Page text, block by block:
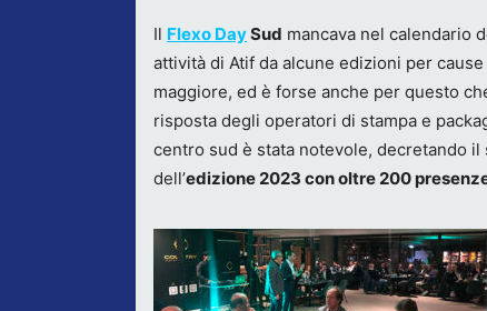
Il Flexo DaySud mancava nel calendario
attività di Atif da alcune edizioni per
maggiore, ed è forse anche per questo
risposta degli operatori di stampa e
centro sud è stata notevole, decretando il
dell’edizione 2023 con oltre 200